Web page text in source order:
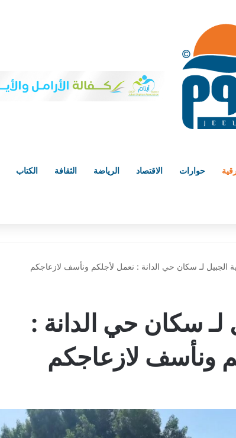
حوارات الاقتصاد الرياضة الثقافة الكتاب
الجبيل لـ سكان حي الدانة : نعمل لأجلكم ونأسف لازعاجكم
لـ سكان حي الدانة :
ونأسف لازعاجكم